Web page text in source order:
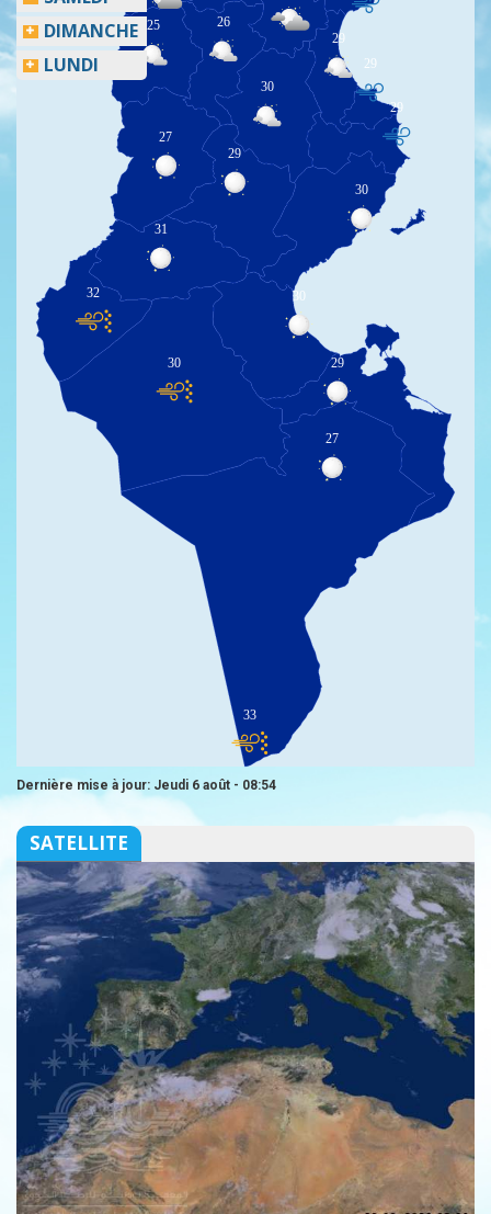
26
25
30
29
29
29
27
29
30
30
31
32
30 29
27
33
DIMANCHE
LUNDI
Dernière mise à jour: Jeudi 6 août - 08:54
SATELLITE